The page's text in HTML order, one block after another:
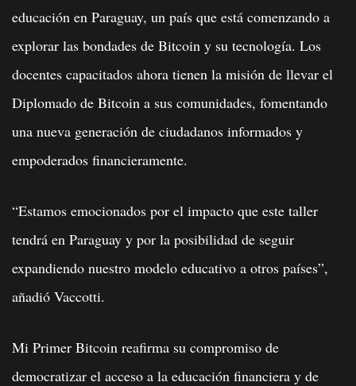
educación en Paraguay, un país que está comenzando a
explorar las bondades de Bitcoin y su tecnología. Los
docentes capacitados ahora tienen la misión de llevar el
Diplomado de Bitcoin a sus comunidades, fomentando
una nueva generación de ciudadanos informados y
empoderados financieramente.
“Estamos emocionados por el impacto que este taller
tendrá en Paraguay y por la posibilidad de seguir
expandiendo nuestro modelo educativo a otros países”,
añadió Vaccotti.
Mi Primer Bitcoin reafirma su compromiso de
democratizar el acceso a la educación financiera y de